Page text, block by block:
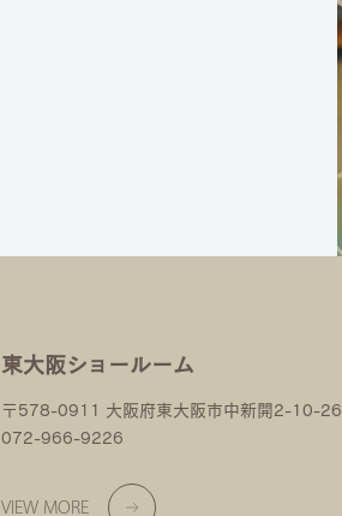
東大阪ショールーム
〒578-0911 大阪府東大阪市中新開2-10-26
072-966-9226
VIEW MORE